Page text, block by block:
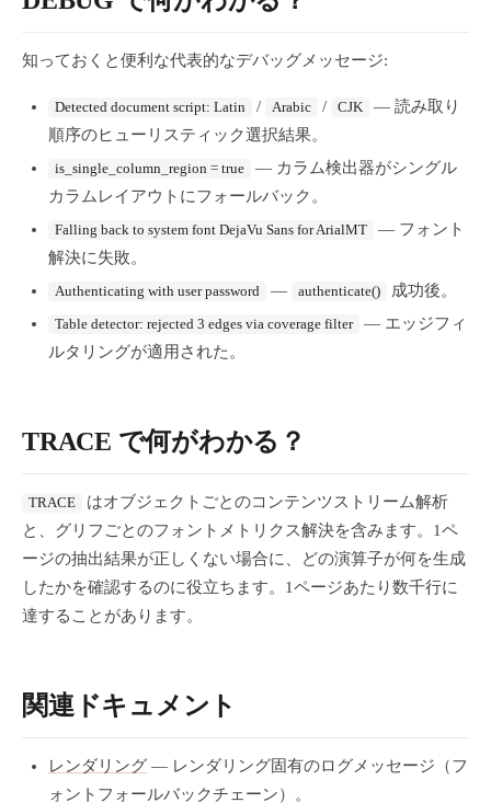
知っておくと便利な代表的なデバッグメッセージ:
Detected document script: Latin / Arabic / CJK
— 読み取り
順序のヒューリスティック選択結果。
is_single_column_region = true
— カラム検出器がシングル
カラムレイアウトにフォールバック。
Falling back to system font DejaVu Sans for ArialMT
— フォント
解決に失敗。
Authenticating with user password — authenticate() 成功後。
Table detector: rejected 3 edges via coverage filter
— エッジフィ
ルタリングが適用された。
TRACE で何がわかる？
TRACE
はオブジェクトごとのコンテンツストリーム解析
と、グリフごとのフォントメトリクス解決を含みます。1ペ
ージの抽出結果が正しくない場合に、どの演算子が何を生成
したかを確認するのに役立ちます。1ページあたり数千行に
達することがあります。
関連ドキュメント
レンダリング — レンダリング固有のログメッセージ（フ
ォントフォールバックチェーン）。